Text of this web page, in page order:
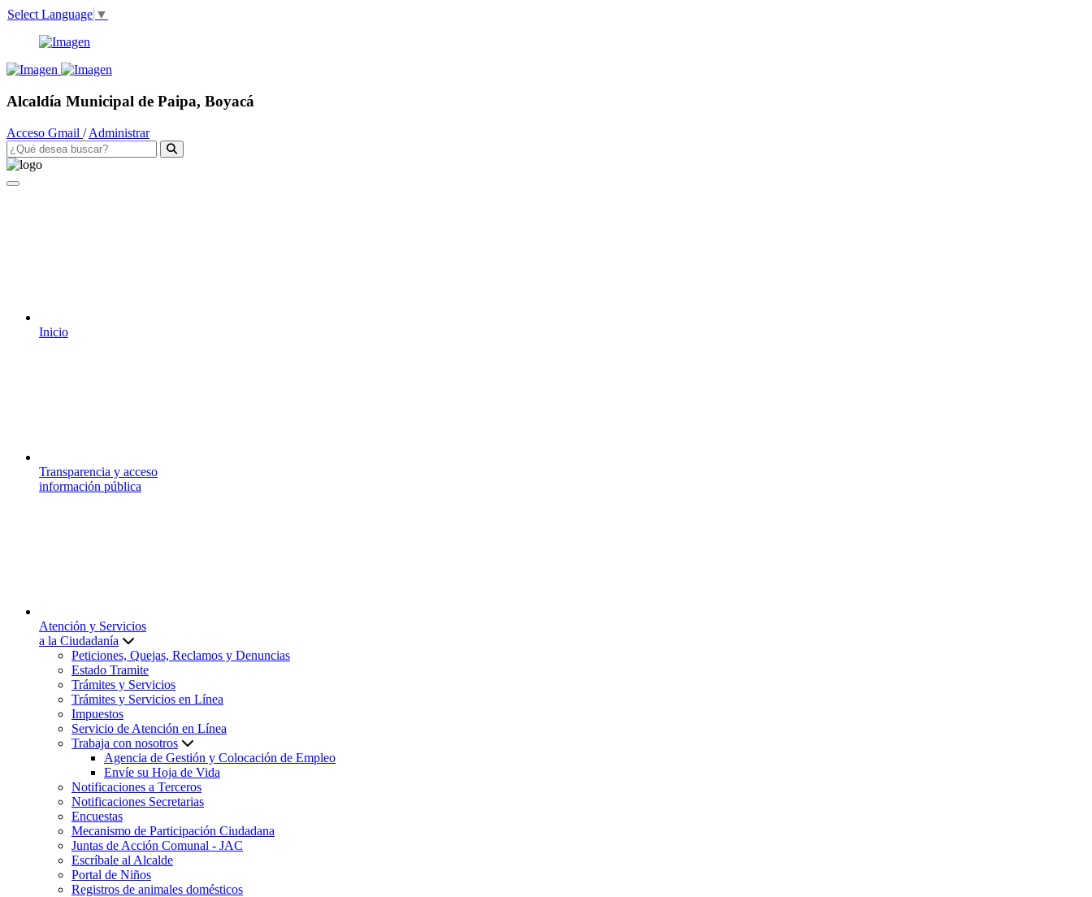
Select Language ▼
Alcaldía Municipal de Paipa, Boyacá
Acceso Gmail /Administrar
Inicio
Transparencia y acceso
información pública
Atención y Servicios
a la Ciudadanía
Peticiones, Quejas, Reclamos y Denuncias
Estado Tramite
Trámites y Servicios
Trámites y Servicios en Línea
Impuestos
Servicio de Atención en Línea
Trabaja con nosotros
Agencia de Gestión y Colocación de Empleo
Envíe su Hoja de Vida
Notificaciones a Terceros
Notificaciones Secretarias
Encuestas
Mecanismo de Participación Ciudadana
Juntas de Acción Comunal - JAC
Escríbale al Alcalde
Portal de Niños
Registros de animales domésticos